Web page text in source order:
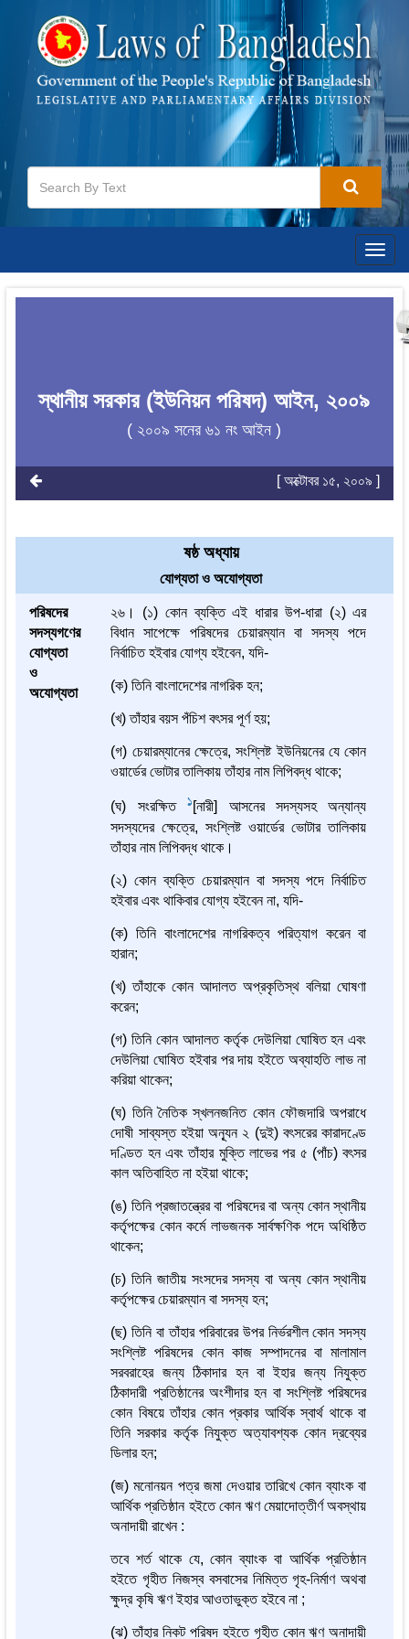
স্থানীয় সরকার (ইউনিয়ন পরিষদ) আইন, ২০০৯
( ২০০৯ সনের ৬১ নং আইন )
[ অক্টোবর ১৫, ২০০৯ ]
ষষ্ঠ অধ্যায়
যোগ্যতা ও অযোগ্যতা
পরিষদের
সদস্যগণের
যোগ্যতা
ও
অযোগ্যতা
২৬। (১) কোন ব্যক্তি এই ধারার উপ-ধারা (২) এর
বিধান সাপেক্ষে পরিষদের চেয়ারম্যান বা সদস্য পদে
নির্বাচিত হইবার যোগ্য হইবেন, যদি-
(ক) তিনি বাংলাদেশের নাগরিক হন;
(খ) তাঁহার বয়স পঁচিশ বৎসর পূর্ণ হয়;
(গ) চেয়ারম্যানের ক্ষেত্রে, সংশ্লিষ্ট ইউনিয়নের যে কোন
ওয়ার্ডের ভোটার তালিকায় তাঁহার নাম লিপিবদ্ধ থাকে;
(ঘ) সংরক্ষিত1[নারী] আসনের সদস্যসহ অন্যান্য
সদস্যদের ক্ষেত্রে, সংশ্লিষ্ট ওয়ার্ডের ভোটার তালিকায়
তাঁহার নাম লিপিবদ্ধ থাকে।
(২) কোন ব্যক্তি চেয়ারম্যান বা সদস্য পদে নির্বাচিত
হইবার এবং থাকিবার যোগ্য হইবেন না, যদি-
(ক) তিনি বাংলাদেশের নাগরিকত্ব পরিত্যাগ করেন বা
হারান;
(খ) তাঁহাকে কোন আদালত অপ্রকৃতিস্থ বলিয়া ঘোষণা
করেন;
(গ) তিনি কোন আদালত কর্তৃক দেউলিয়া ঘোষিত হন এবং
দেউলিয়া ঘোষিত হইবার পর দায় হইতে অব্যাহতি লাভ না
করিয়া থাকেন;
(ঘ) তিনি নৈতিক স্খলনজনিত কোন ফৌজদারি অপরাধে
দোষী সাব্যস্ত হইয়া অন্যূন ২ (দুই) বৎসরের কারাদণ্ডে
দণ্ডিত হন এবং তাঁহার মুক্তি লাভের পর ৫ (পাঁচ) বৎসর
কাল অতিবাহিত না হইয়া থাকে;
(ঙ) তিনি প্রজাতন্ত্রের বা পরিষদের বা অন্য কোন স্থানীয়
কর্তৃপক্ষের কোন কর্মে লাভজনক সার্বক্ষণিক পদে অধিষ্ঠিত
থাকেন;
(চ) তিনি জাতীয় সংসদের সদস্য বা অন্য কোন স্থানীয়
কর্তৃপক্ষের চেয়ারম্যান বা সদস্য হন;
(ছ) তিনি বা তাঁহার পরিবারের উপর নির্ভরশীল কোন সদস্য
সংশ্লিষ্ট পরিষদের কোন কাজ সম্পাদনের বা মালামাল
সরবরাহের জন্য ঠিকাদার হন বা ইহার জন্য নিযুক্ত
ঠিকাদারী প্রতিষ্ঠানের অংশীদার হন বা সংশ্লিষ্ট পরিষদের
কোন বিষয়ে তাঁহার কোন প্রকার আর্থিক স্বার্থ থাকে বা
তিনি সরকার কর্তৃক নিযুক্ত অত্যাবশ্যক কোন দ্রব্যের
ডিলার হন;
(জ) মনোনয়ন পত্র জমা দেওয়ার তারিখে কোন ব্যাংক বা
আর্থিক প্রতিষ্ঠান হইতে কোন ঋণ মেয়াদোত্তীর্ণ অবস্থায়
অনাদায়ী রাখেন :
তবে শর্ত থাকে যে, কোন ব্যাংক বা আর্থিক প্রতিষ্ঠান
হইতে গৃহীত নিজস্ব বসবাসের নিমিত্ত গৃহ-নির্মাণ অথবা
ক্ষুদ্র কৃষি ঋণ ইহার আওতাভুক্ত হইবে না ;
(ঝ) তাঁহার নিকট পরিষদ হইতে গৃহীত কোন ঋণ অনাদায়ী